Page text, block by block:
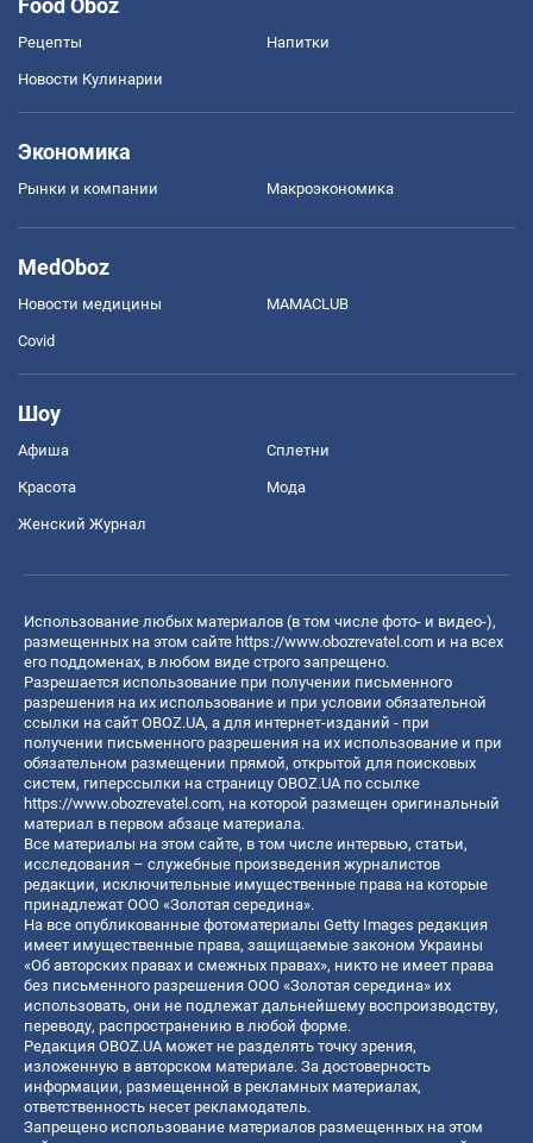
Рецепты Напитки
Новости Кулинарии
Экономика
Рынки и компании Mакроэкономика
MedOboz
Новости медицины MAMACLUB
Covid
Шоу
Афиша Сплетни
Красота Мода
Женский Журнал
Использование любых материалов (в том числе фото- и видео-),
размещенных на этом сайте https://www.obozrevatel.com и на всех
его поддоменах, в любом виде строго запрещено.
Разрешается использование при получении письменного
разрешения на их использование и при условии обязательной
ссылки на сайт OBOZ.UA, а для интернет-изданий - при
получении письменного разрешения на их использование и при
обязательном размещении прямой, открытой для поисковых
систем, гиперссылки на страницу OBOZ.UA по ссылке
https://www.obozrevatel.com, на которой размещен оригинальный
материал в первом абзаце материала.
Все материалы на этом сайте, в том числе интервью, статьи,
исследования – служебные произведения журналистов
редакции, исключительные имущественные права на которые
принадлежат ООО «Золотая середина».
На все опубликованные фотоматериалы Getty Images редакция
имеет имущественные права, защищаемые законом Украины
«Об авторских правах и смежных правах», никто не имеет права
без письменного разрешения ООО «Золотая середина» их
использовать, они не подлежат дальнейшему воспроизводству,
переводу, распространению в любой форме.
Редакция OBOZ.UA может не разделять точку зрения,
изложенную в авторском материале. За достоверность
информации, размещенной в рекламных материалах,
ответственность несет рекламодатель.
Запрещено использование материалов размещенных на этом